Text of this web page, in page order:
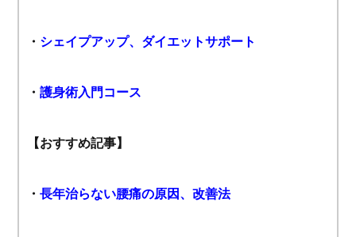
・ シェイプアップ、ダイエットサポート
・護身術入門コース
【おすすめ記事】
・長年治らない腰痛の原因、改善法